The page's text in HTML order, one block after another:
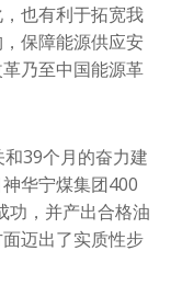
也有利于拓宽我
保障能源供应安
乃至中国能源革
39个月的奋力建
华宁煤集团400
功，并产出合格油
迈出了实质性步